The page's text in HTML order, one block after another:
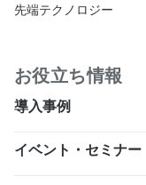
先端テクノロジー
お役立ち情報
導入事例
イベント・セミナー